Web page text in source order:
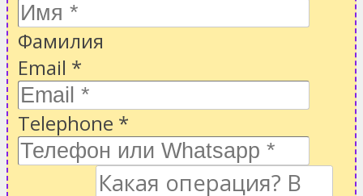
Фамилия
Email *
Telephone *